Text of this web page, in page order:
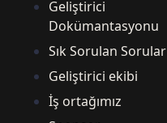
Geliştirici
Dokümantasyonu
Sık Sorulan Sorular
Geliştirici ekibi
İş ortağımız